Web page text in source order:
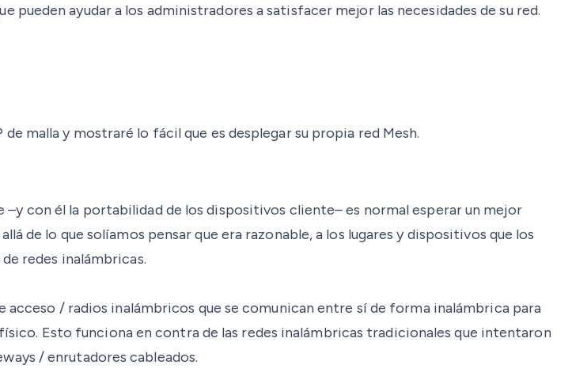
ayudar a los administradores a satisfacer mejor las necesidades de su red.
malla y mostraré lo fácil que es desplegar su propia red Mesh.
con él la portabilidad de los dispositivos cliente– es normal esperar un mejor
de lo que solíamos pensar que era razonable, a los lugares y dispositivos que los
redes inalámbricas.
/ radios inalámbricos que se comunican entre sí de forma inalámbrica para
Esto funciona en contra de las redes inalámbricas tradicionales que intentaron
/ enrutadores cableados.